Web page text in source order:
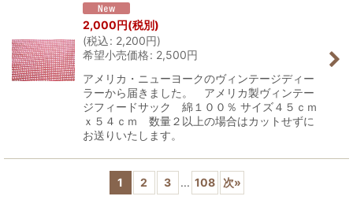
2,000円(税別)
(税込: 2,200円)
希望小売価格: 2,500円
アメリカ・ニューヨークのヴィンテージディー
ラーから届きました。 アメリカ製ヴィンテー
ジフィードサック 綿１００％ サイズ４５ｃｍ
ｘ５４ｃｍ 数量２以上の場合はカットせずに
お送りいたします。
1 2 3 ... 108 次»